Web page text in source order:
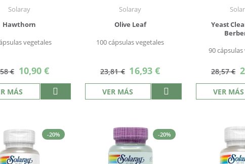
Solaray
Hawthorn
vegetales
€ Precio
especial
10,90 €
MÁS
Solaray
Olive Leaf
100 cápsulas vegetales
23,81 € Precio
especial
16,93 €
VER MÁS
Yeast
90
28,57 €
VER MÁS
-20% -20%